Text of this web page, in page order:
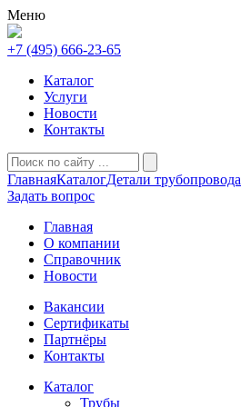
Меню
+7 (495) 666-23-65
Каталог
Услуги
Новости
Контакты
ГлавнаяКаталогДетали трубопровода
Задать вопрос
Главная
О компании
Справочник
Новости
Вакансии
Сертификаты
Партнёры
Контакты
Каталог
Трубы